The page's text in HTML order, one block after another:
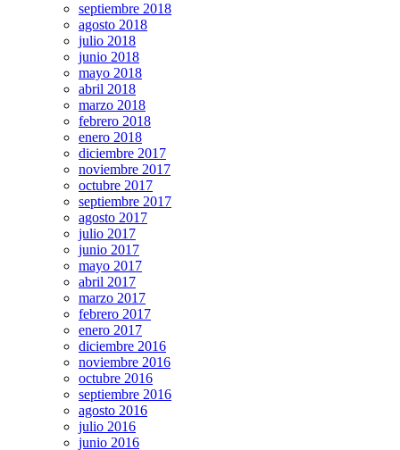
septiembre 2018
agosto 2018
julio 2018
junio 2018
mayo 2018
abril 2018
marzo 2018
febrero 2018
enero 2018
diciembre 2017
noviembre 2017
octubre 2017
septiembre 2017
agosto 2017
julio 2017
junio 2017
mayo 2017
abril 2017
marzo 2017
febrero 2017
enero 2017
diciembre 2016
noviembre 2016
octubre 2016
septiembre 2016
agosto 2016
julio 2016
junio 2016